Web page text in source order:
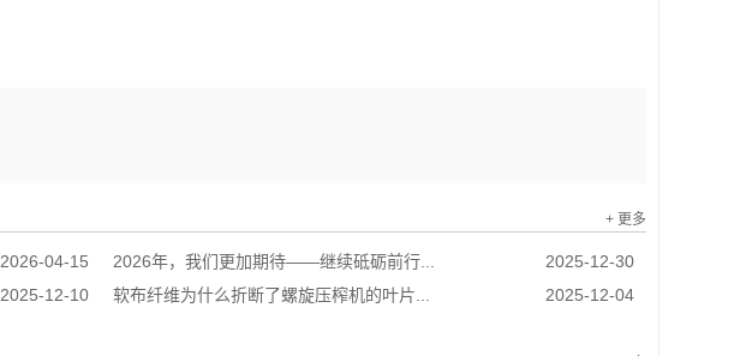
+ 更多
2026-04-15 2025-12-30
2026年，我们更加期待——继续砥砺前行...
2025-12-10
2025-12-04
软布纤维为什么折断了螺旋压榨机的叶片...